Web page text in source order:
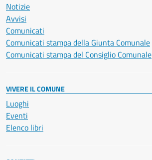
Notizie
Avvisi
Comunicati
Comunicati stampa della Giunta Comunale
Comunicati stampa del Consiglio Comunale
VIVERE IL COMUNE
Luoghi
Eventi
Elenco libri